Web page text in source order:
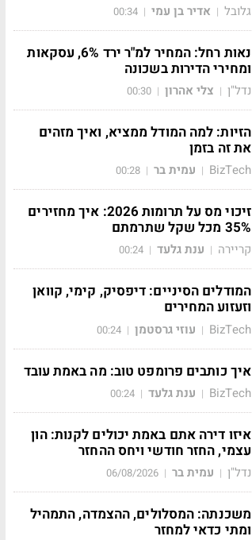
גלובל | אדיר בן עמי |
00:34
נאות רחל: המחיר למ"ר ירד 6%, עסקאות
ומחירי הדירות בשכונה
נדל"ן | צלי אהרון |
00:30
הזיות: למה המודל ממציא, ואיך מזהים
את זה בזמן
BizTech
| עמית בר |
00:28
זיכוי מס על תרומות 2026: איך מחזירים
35% מכל שקל שתרמתם
קריירה | ענת גלעד |
00:24
המודלים הסיניים: דיפסיק, קימי, קוואן
וזעזוע המחירים
BizTech
| עוזי גרסטמן |
00:24
איך כותבים פרומפט טוב: מה באמת עובד
BizTech
| ענת גלעד |
00:24
איזו דירה אתם באמת יכולים לקנות: הון
עצמי, החזר חודשי ויחס ההחזר
נדל"ן | עמית בר |
06/08/2026
משכנתה: המסלולים, ההצמדה, התמהיל
ומתי כדאי למחזר